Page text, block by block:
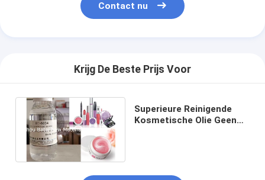
Contact nu
Krijg De Beste Prijs Voor
Superieure Reinigende
Kosmetische Olie Geen